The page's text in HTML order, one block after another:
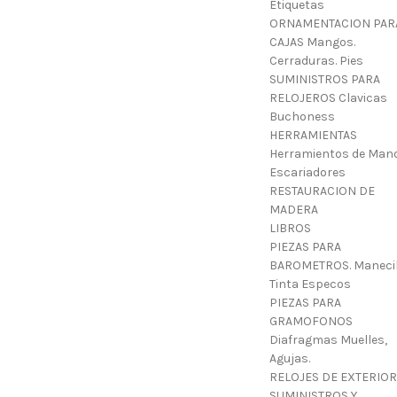
Etiquetas
ORNAMENTACION
CAJAS Mangos.
Cerraduras. Pies
SUMINISTROS PARA
RELOJEROS Clavicas
Buchoness
HERRAMIENTAS
Herramientos de
Escariadores
RESTAURACION DE
MADERA
LIBROS
PIEZAS PARA
BAROMETROS.
Tinta Especos
PIEZAS PARA
GRAMOFONOS
Diafragmas Muelles,
Agujas.
RELOJES DE EXTERIOR